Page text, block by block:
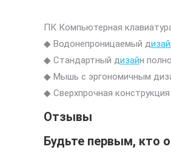
ПК Компьютерная
◆ Водонепроницаемый д
◆ Стандартный дизайн
◆ Мышь с эргономичным
◆ Сверхпрочная
Отзывы
Будьте первым, кто